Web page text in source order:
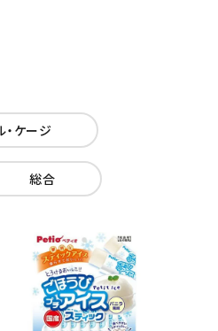
・ケージ
総合